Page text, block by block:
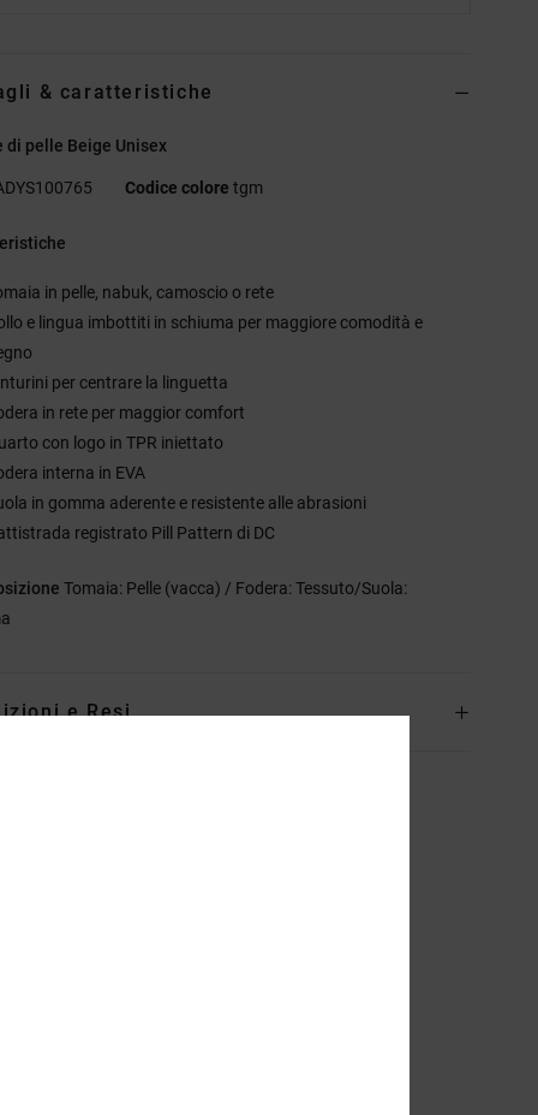
& caratteristiche
di pelle Beige Unisex
Codice colore tgm
in pelle, nabuk, camoscio o rete
e lingua imbottiti in schiuma per maggiore comodità e
per centrare la linguetta
in rete per maggior comfort
con logo in TPR iniettato
interna in EVA
in gomma aderente e resistente alle abrasioni
registrato Pill Pattern di DC
Tomaia: Pelle (vacca) / Fodera: Tessuto/Suola:
e Resi